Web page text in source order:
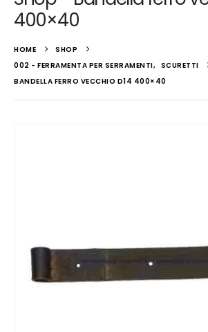
400×40
HOME
SHOP
002 - FERRAMENTA PER SERRAMENTI, SCURETTI
BANDELLA FERRO VECCHIO D14 400×40